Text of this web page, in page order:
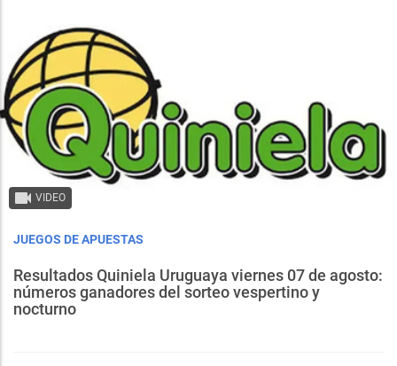
VIDEO
JUEGOS DE APUESTAS
Resultados Quiniela Uruguaya viernes 07 de agosto:
números ganadores del sorteo vespertino y
nocturno